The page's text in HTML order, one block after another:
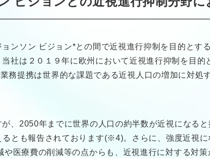
ンソン ビジョン*との間で近視進行抑制を目的とす
社は２０１９年に欧州において近視進行抑制を目
提携は世界的な課題である近視人口の増加に対処
、2050年までに世界の人口の約半数が近視になる
とも報告されております(※4)。さらに、強度近視
医療費の削減等の点からも、近視進行に対する対策